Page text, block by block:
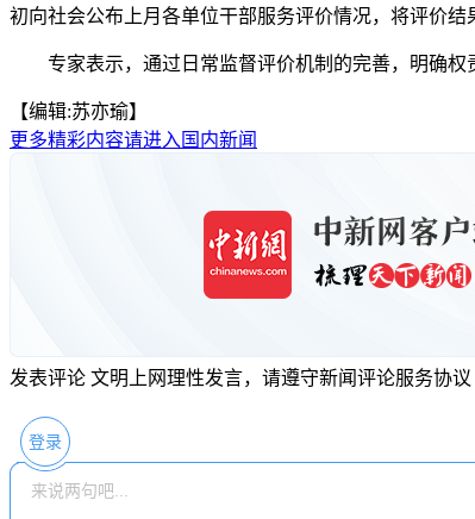
初向社会公布上月各单位干部服务评价情况，将评价结
专家表示，通过日常监督评价机制的完善，明确权
【编辑:苏亦瑜】
更多精彩内容请进入国内新闻
发表评论 文明上网理性发言，请遵守新闻评论服务协议
登录